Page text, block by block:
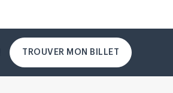
TROUVER MON BILLET